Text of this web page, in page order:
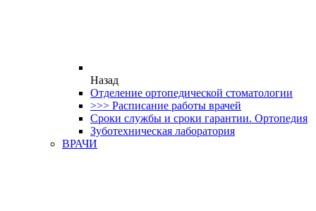
Назад
Отделение ортопедической стоматологии
>>> Расписание работы врачей
Сроки службы и сроки гарантии. Ортопедия
Зуботехническая лаборатория
ВРАЧИ